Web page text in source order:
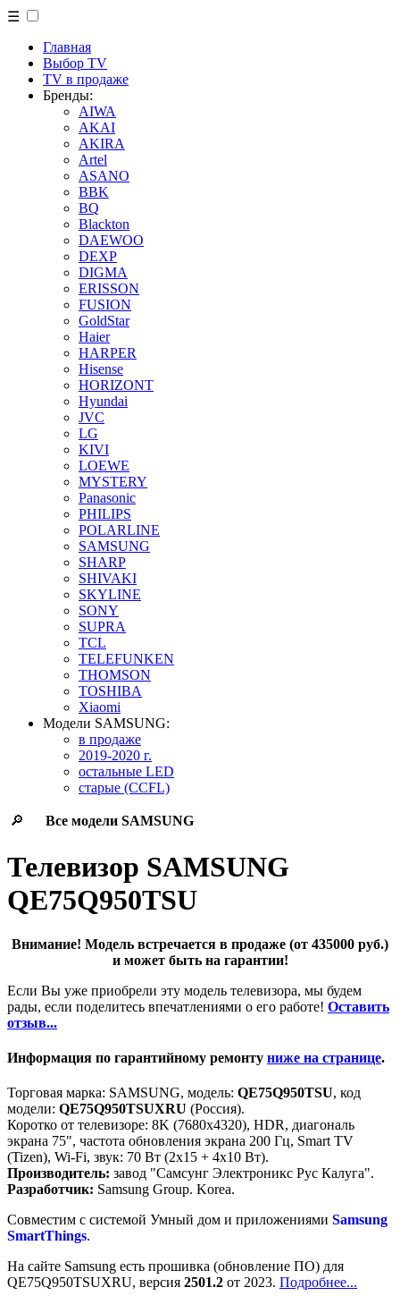
☰
Главная
Выбор TV
TV в продаже
Бренды:
AIWA
AKAI
AKIRA
Artel
ASANO
BBK
BQ
Blackton
DAEWOO
DEXP
DIGMA
ERISSON
FUSION
GoldStar
Haier
HARPER
Hisense
HORIZONT
Hyundai
JVC
LG
KIVI
LOEWE
MYSTERY
Panasonic
PHILIPS
POLARLINE
SAMSUNG
SHARP
SHIVAKI
SKYLINE
SONY
SUPRA
TCL
TELEFUNKEN
THOMSON
TOSHIBA
Xiaomi
Модели SAMSUNG:
в продаже
2019-2020 г.
остальные LED
старые (CCFL)
🔎 Все модели SAMSUNG
Телевизор SAMSUNG
QE75Q950TSU
Внимание! Модель встречается в продаже (от 435000 руб.)
и может быть на гарантии!
Если Вы уже приобрели эту модель телевизора, мы будем
рады, если поделитесь впечатлениями о его работе! Оставить
отзыв...
Информация по гарантийному ремонту ниже на странице.
Торговая марка: SAMSUNG, модель: QE75Q950TSU, код
модели: QE75Q950TSUXRU (Россия).
Коротко от телевизоре: 8K (7680x4320), HDR, диагональ
экрана 75", частота обновления экрана 200 Гц, Smart TV
(Tizen), Wi-Fi, звук: 70 Вт (2х15 + 4х10 Вт).
Производитель: завод "Самсунг Электроникс Рус Калуга".
Разработчик: Samsung Group. Korea.
Cовместим с системой Умный дом и приложениями Samsung
SmartThings.
На сайте Samsung есть прошивка (обновление ПО) для
QE75Q950TSUXRU, версия 2501.2 от 2023. Подробнее...